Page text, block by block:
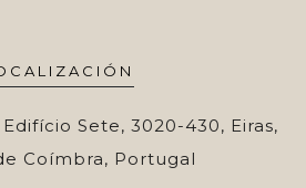
Sete, 3020-430, Eiras,
Coímbra, Portugal